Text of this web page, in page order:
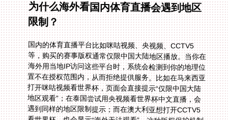
为什么海外看国内体育直播会遇到地区
限制？
国内的体育直播平台比如咪咕视频、央视频、CCTV5
等，购买的赛事版权通常仅限中国大陆地区播放。当你在
海外用当地IP访问这些平台时，系统会检测到你的地理位
置不在授权范围内，从而拒绝提供服务。比如在马来西亚
打开咪咕视频看世界杯，页面会直接提示“仅限中国大陆
地区观看”；在泰国尝试用央视频看世界杯中文直播，会
遇到同样的地区限制提示；而在澳大利亚想打开CCTV5
看世界杯，也会显示“海外无法观看”。这种版权保护机制
虽然合理，但却让海外华人错过了很多精彩的赛事和熟悉